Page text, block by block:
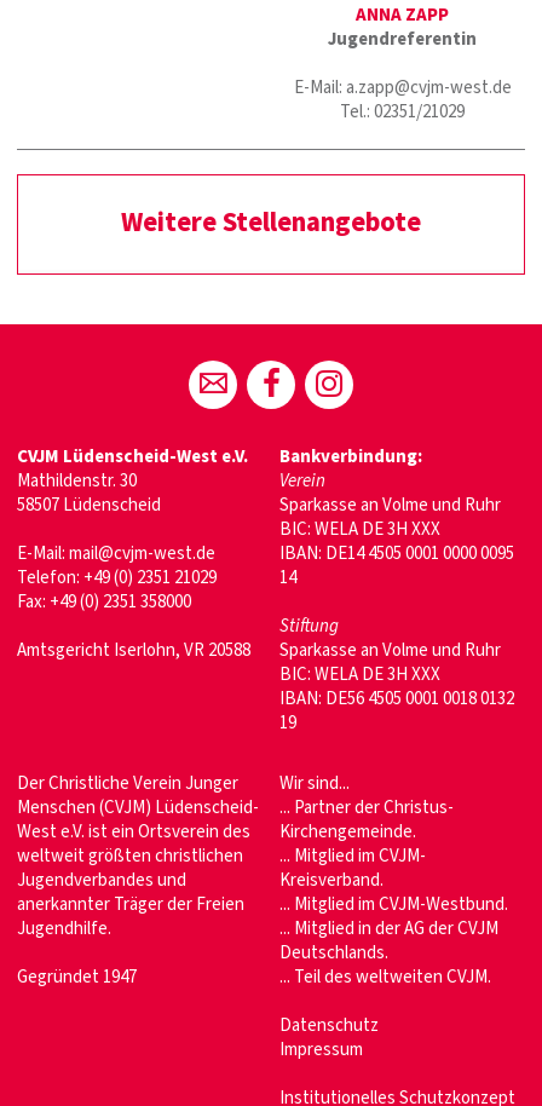
ANNA ZAPP
Jugendreferentin
E-Mail: a.zapp@cvjm-west.de
Tel.: 02351/21029
Weitere Stellenangebote
CVJM Lüdenscheid-West e.V.
Mathildenstr. 30
58507 Lüdenscheid
E-Mail: mail@cvjm-west.de
Telefon: +49 (0) 2351 21029
Fax: +49 (0) 2351 358000
Amtsgericht Iserlohn, VR 20588
Bankverbindung:
Verein
Sparkasse an Volme und Ruhr
BIC: WELA DE 3H XXX
IBAN: DE14 4505 0001 0000 0095
14
Stiftung
Sparkasse an Volme und Ruhr
BIC: WELA DE 3H XXX
IBAN: DE56 4505 0001 0018 0132
19
Der Christliche Verein Junger
Menschen (CVJM) Lüdenscheid-
West e.V. ist ein Ortsverein des
weltweit größten christlichen
Jugendverbandes und
anerkannter Träger der Freien
Jugendhilfe.
Gegründet 1947
Wir sind...
... Partner der Christus-
Kirchengemeinde.
... Mitglied im CVJM-
Kreisverband.
... Mitglied im CVJM-Westbund.
... Mitglied in der AG der CVJM
Deutschlands.
... Teil des weltweiten CVJM.
Datenschutz
Impressum
Institutionelles Schutzkonzept